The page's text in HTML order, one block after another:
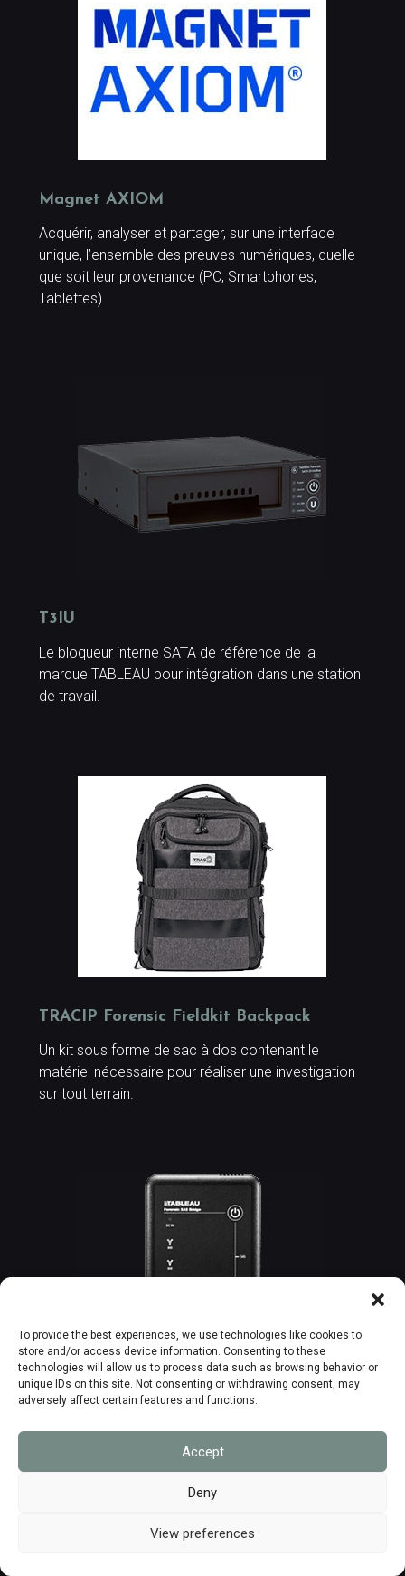
To provide the best experiences, we use technologies like cookies to
store and/or access device information. Consenting to these
technologies will allow us to process data such as browsing behavior or
unique IDs on this site. Not consenting or withdrawing consent, may
adversely affect certain features and functions.
Accept
Deny
View preferences
Magnet AXIOM
Acquérir, analyser et partager, sur une interface
unique, l’ensemble des preuves numériques, quelle
que soit leur provenance (PC, Smartphones,
Tablettes)
T3IU
Le bloqueur interne SATA de référence de la
marque TABLEAU pour intégration dans une station
de travail.
TRACIP Forensic Fieldkit Backpack
Un kit sous forme de sac à dos contenant le
matériel nécessaire pour réaliser une investigation
sur tout terrain.
Le bloqueur en écriture externe compatible SAS de
la marque de référence TABLEAU.